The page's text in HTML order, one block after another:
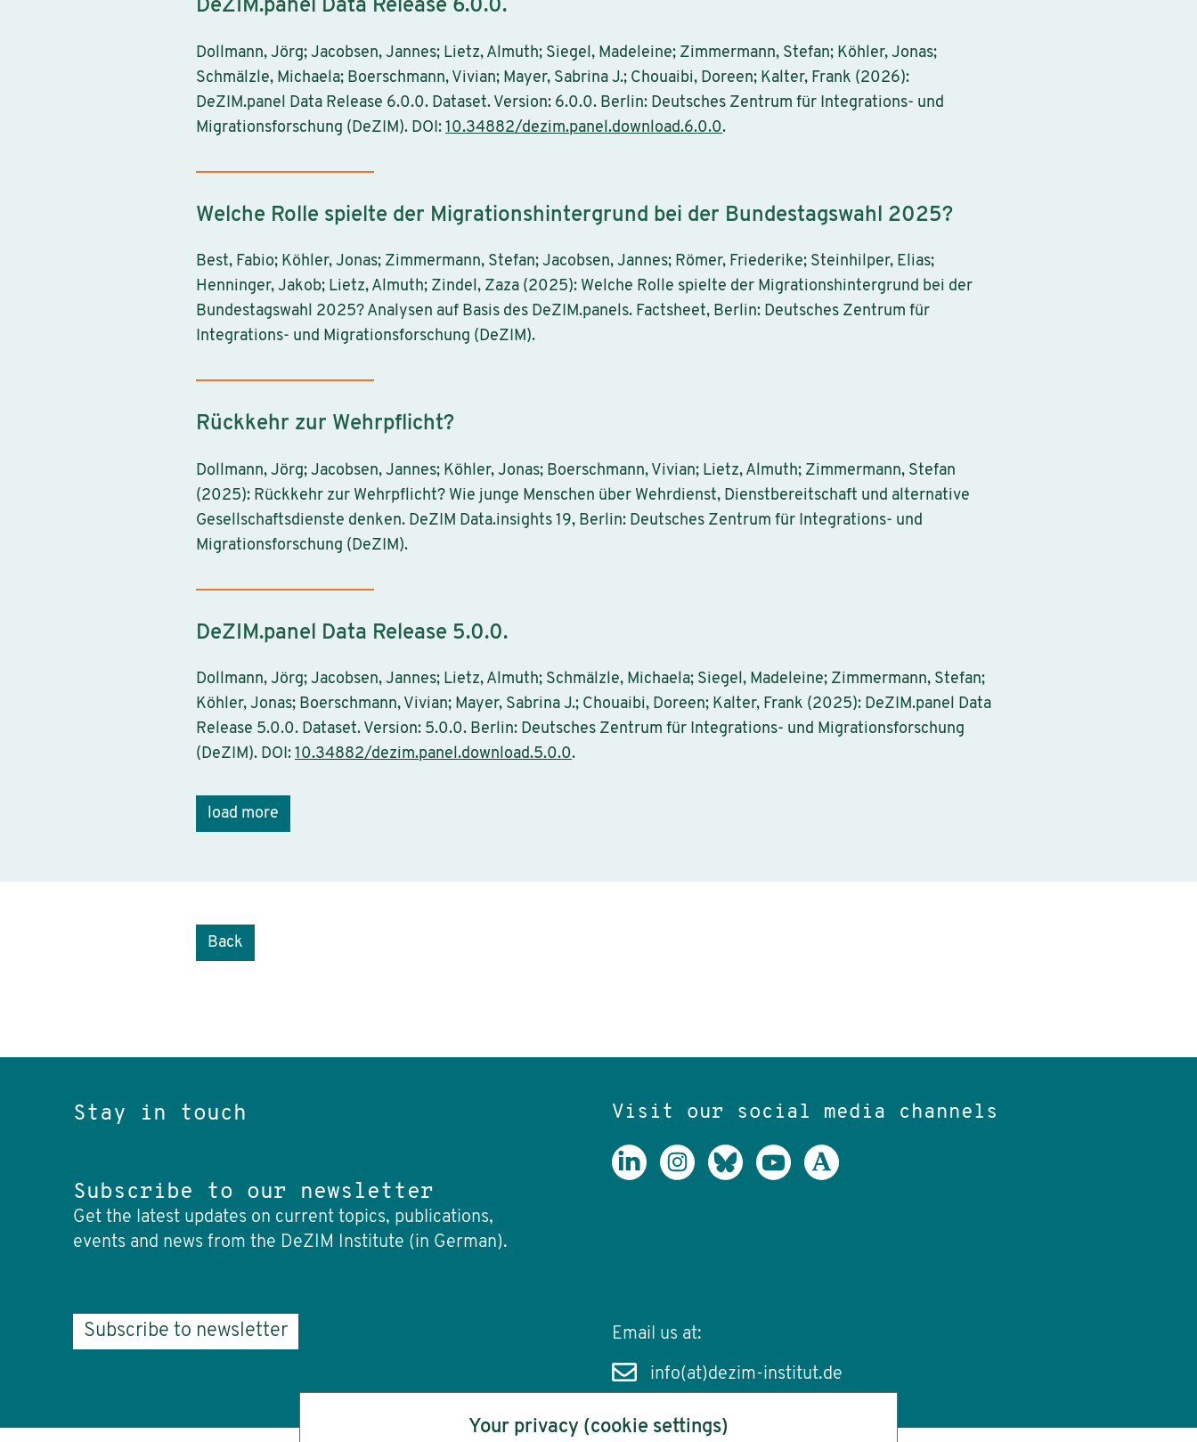
DeZIM.panel Data Release 6.0.0.
Dollmann, Jörg; Jacobsen, Jannes; Lietz, Almuth; Siegel, Madeleine; Zimmermann, Stefan; Köhler, Jonas;
Schmälzle, Michaela; Boerschmann, Vivian; Mayer, Sabrina J.; Chouaibi, Doreen; Kalter, Frank (2026):
DeZIM.panel Data Release 6.0.0. Dataset. Version: 6.0.0. Berlin: Deutsches Zentrum für Integrations- und
Migrationsforschung (DeZIM). DOI: 10.34882/dezim.panel.download.6.0.0.
Welche Rolle spielte der Migrationshintergrund bei der Bundestagswahl 2025?
Best, Fabio; Köhler, Jonas; Zimmermann, Stefan; Jacobsen, Jannes; Römer, Friederike; Steinhilper, Elias;
Henninger, Jakob; Lietz, Almuth; Zindel, Zaza (2025): Welche Rolle spielte der Migrationshintergrund bei der
Bundestagswahl 2025? Analysen auf Basis des DeZIM.panels. Factsheet, Berlin: Deutsches Zentrum für
Integrations- und Migrationsforschung (DeZIM).
Rückkehr zur Wehrpflicht?
Dollmann, Jörg; Jacobsen, Jannes; Köhler, Jonas; Boerschmann, Vivian; Lietz, Almuth; Zimmermann, Stefan
(2025): Rückkehr zur Wehrpflicht? Wie junge Menschen über Wehrdienst, Dienstbereitschaft und alternative
Gesellschaftsdienste denken. DeZIM Data.insights 19, Berlin: Deutsches Zentrum für Integrations- und
Migrationsforschung (DeZIM).
DeZIM.panel Data Release 5.0.0.
Dollmann, Jörg; Jacobsen, Jannes; Lietz, Almuth; Schmälzle, Michaela; Siegel, Madeleine; Zimmermann, Stefan;
Köhler, Jonas; Boerschmann, Vivian; Mayer, Sabrina J.; Chouaibi, Doreen; Kalter, Frank (2025): DeZIM.panel Data
Release 5.0.0. Dataset. Version: 5.0.0. Berlin: Deutsches Zentrum für Integrations- und Migrationsforschung
(DeZIM). DOI: 10.34882/dezim.panel.download.5.0.0.
load more
Back
Stay in touch
Subscribe to our newsletter
Get the latest updates on current topics, publications,
events and news from the DeZIM Institute (in German).
Subscribe to newsletter
Visit our social media channels
Email us at:
info(at)dezim-institut.de
Your privacy (cookie settings)